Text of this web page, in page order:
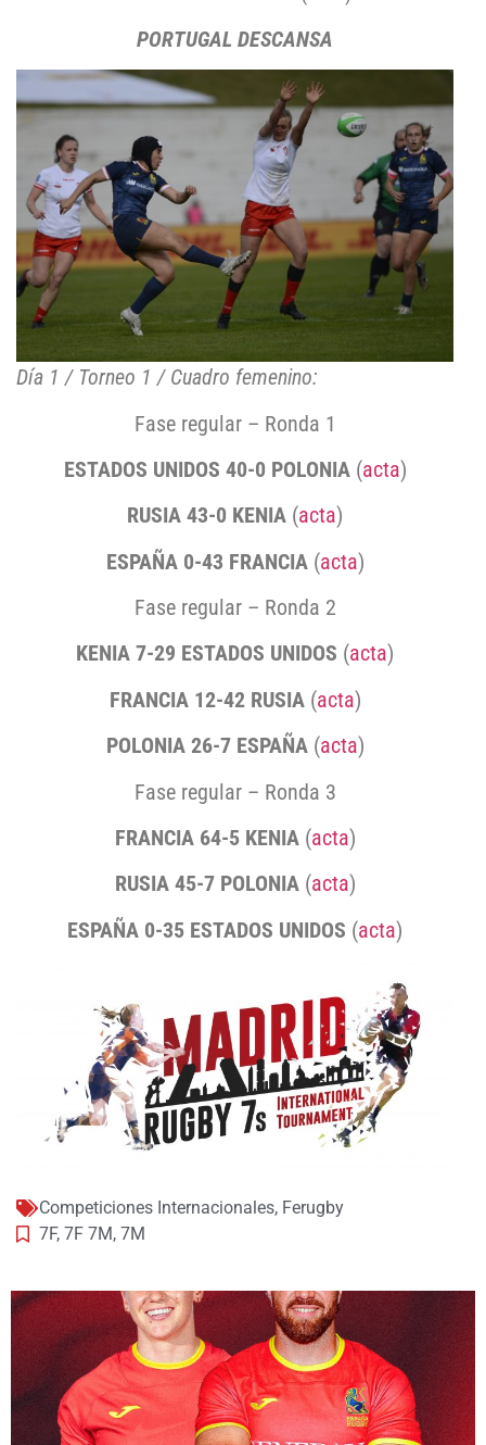
PORTUGAL DESCANSA
Día 1 / Torneo 1 / Cuadro femenino:
Fase regular – Ronda 1
ESTADOS UNIDOS 40-0 POLONIA(acta)
RUSIA 43-0 KENIA (acta)
ESPAÑA 0-43 FRANCIA(acta)
Fase regular – Ronda 2
KENIA 7-29 ESTADOS UNIDOS (acta)
FRANCIA 12-42 RUSIA(acta)
POLONIA 26-7 ESPAÑA(acta)
Fase regular – Ronda 3
FRANCIA 64-5 KENIA(acta)
RUSIA 45-7 POLONIA(acta)
ESPAÑA 0-35 ESTADOS UNIDOS (acta)
Competiciones Internacionales, Ferugby
7F, 7F 7M, 7M